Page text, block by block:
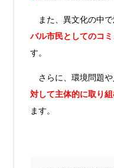
また、異文化の中で
バル市民としてのコ
す。
さらに、環境問題や
対して主体的に取り
ます。